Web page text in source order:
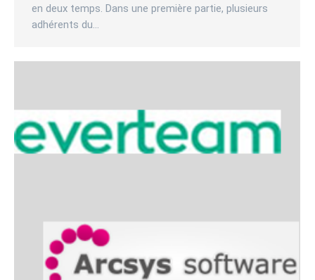
en deux temps. Dans une première partie, plusieurs
adhérents du…